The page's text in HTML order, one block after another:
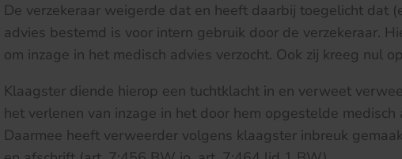
De verzekeraar weigerde dat en heeft daarbij toegelicht dat
advies bestemd is voor intern gebruik door de verzekeraar.
om inzage in het medisch advies verzocht. Ook zij kreeg nul
Klaagster diende hierop een tuchtklacht in en verweet
het verlenen van inzage in het door hem opgestelde
Daarmee heeft verweerder volgens klaagster inbreuk